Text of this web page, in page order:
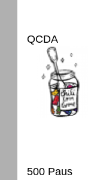
QCDA
500 Paus